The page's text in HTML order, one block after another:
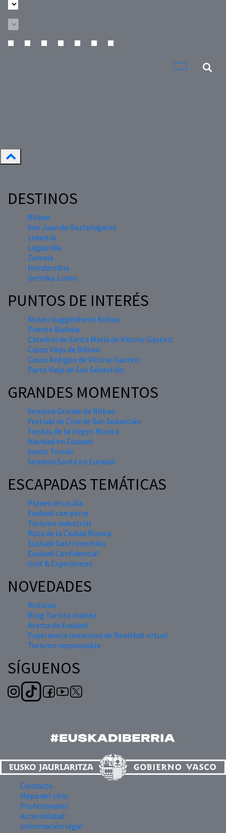
DESTINOS
Bilbao
San Juan de Gaztelugatxe
Lekeitio
Laguardia
Zumaia
Hondarribia
Gernika-Lumo
PUNTOS DE INTERÉS
Museo Guggenheim Bilbao
Puente Bizkaia
Catedral de Santa María de Vitoria-Gasteiz
Casco Viejo de Bilbao
Casco Antiguo de Vitoria-Gasteiz
Parte Vieja de San Sebastián
GRANDES MOMENTOS
Semana Grande de Bilbao
Festival de Cine de San Sebastián
Fiestas de la Virgen Blanca
Navidad en Euskadi
Santo Tomás
Semana Santa en Euskadi
ESCAPADAS TEMÁTICAS
Planes de un día
Euskadi con perro
Turismo industrial
Ruta de la Ciudad Blanca
Euskadi Gastronomika
Euskadi Confidential
Golf & Experiences
NOVEDADES
Noticias
Blog Turista maitea
Acerca de Euskadi
Experiencia inmersiva de Realidad virtual
Turismo responsable
SÍGUENOS
Contacto
Mapa del sitio
Profesionales
Accesibilidad
Información legal